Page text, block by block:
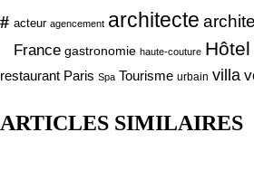
# acteur agencement architecte
France gastronomie haute-couture Hôtel
restaurant Paris Spa Tourisme urbain villa
ARTICLES SIMILAIRES